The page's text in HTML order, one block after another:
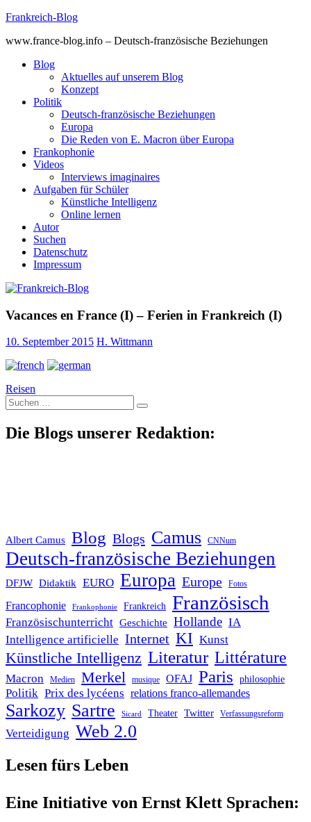
Skip
content
Frankreich-Blog
www.france-blog.info – Deutsch-französische Beziehungen
Blog
Aktuelles auf unserem Blog
Konzept
Politik
Deutsch-französische Beziehungen
Europa
Die Reden von E. Macron über Europa
Frankophonie
Videos
Interviews imaginaires
Aufgaben für Schüler
Künstliche Intelligenz
Online lernen
Autor
Suchen
Datenschutz
Impressum
Vacances en France (I) – Ferien in Frankreich (I)
10. September 2015 H. Wittmann
Reisen
Suche
nach:
Die Blogs unserer Redaktion:
Albert Camus Blog Blogs Camus CNNum
Deutsch-französische Beziehungen
DFJW Didaktik EURO Europa Europe Fotos
Francophonie Frankophonie Frankreich Französisch
Französischunterricht Geschichte Hollande IA
Intelligence artificielle Internet KI Kunst
Künstliche Intelligenz Literatur Littérature
Macron Medien Merkel musique OFAJ Paris philosophie
Politik Prix des lycéens relations franco-allemandes
Sarkozy Sartre Sicard Theater Twitter Verfassungsreform
Verteidigung Web 2.0
Lesen fürs Leben
Eine Initiative von Ernst Klett Sprachen: